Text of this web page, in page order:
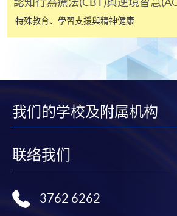
選用網上報名服務必須在已接
JavaScript程式瀏覽器的電腦上
必須重新開始整個申請程序。
在網上報名過程中，由於提交課
統處理上為兩個不同的程序，
快與 閣下聯絡。
特殊教育、學習支援與精神健康
我们的学校及附属机构
联络我们
3762 6262